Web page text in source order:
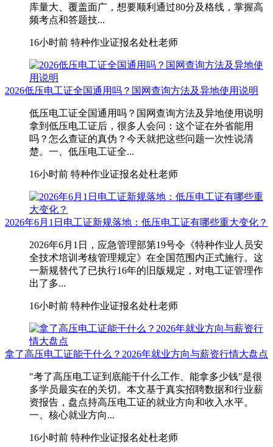
库量大、覆盖面广，想要顺利通过80分及格线，掌握高
频考点和答题技...
16小时前 特种作业证报名处杜老师
2026低压电工证全国通用吗？国网查询方法及异地使用说明
低压电工证全国通用吗？国网查询方法及异地使用说明
拿到低压电工证后，很多人会问：这个证在外省能用
吗？怎么查证的真伪？今天就把这些问题一次性说清
楚。一、低压电工证全...
16小时前 特种作业证报名处杜老师
2026年6月1日电工证新规落地：低压电工证有哪些重大变化？
2026年6月1日，应急管理部第19号令《特种作业人员安
全技术培训考核管理规定》在全国范围内正式施行。这
一新规替代了已执行16年的旧版规定，对电工证管理作
出了多...
16小时前 特种作业证报名处杜老师
拿了高压电工证能干什么？2026年就业方向与薪资行情大盘点
"考了高压电工证到底能干什么工作、能拿多少钱"是很
多学员最实在的关切。本文基于真实招聘数据和行业薪
资报告，盘点持高压电工证的就业方向和收入水平。
一、核心就业方向...
16小时前 特种作业证报名处杜老师